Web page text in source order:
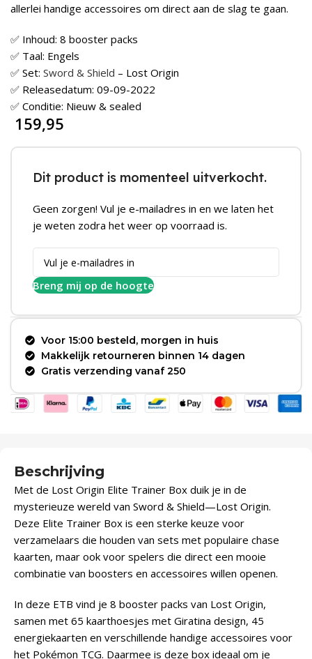
allerlei handige accessoires om direct aan de slag te gaan.
✅ Inhoud: 8 booster packs
✅ Taal: Engels
✅ Set: Sword & Shield – Lost Origin
✅ Releasedatum: 09-09-2022
✅ Conditie: Nieuw & sealed
159,95
Dit product is momenteel uitverkocht.
Geen zorgen! Vul je e-mailadres in en we laten het
je weten zodra het weer op voorraad is.
Breng mij op de hoogte
Voor 15:00 besteld, morgen in huis
Makkelijk retourneren binnen 14 dagen
Gratis verzending vanaf 250
Beschrijving
Met de Lost Origin Elite Trainer Box duik je in de
mysterieuze wereld van Sword & Shield—Lost Origin.
Deze Elite Trainer Box is een sterke keuze voor
verzamelaars die houden van sets met populaire chase
kaarten, maar ook voor spelers die direct een mooie
combinatie van boosters en accessoires willen openen.
In deze ETB vind je 8 booster packs van Lost Origin,
samen met 65 kaarthoesjes met Giratina design, 45
energiekaarten en verschillende handige accessoires voor
het Pokémon TCG. Daarmee is deze box ideaal om je